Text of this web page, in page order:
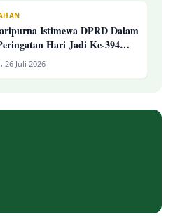
Istimewa DPRD Dalam
Hari Jadi Ke-394
26 Juli 2026